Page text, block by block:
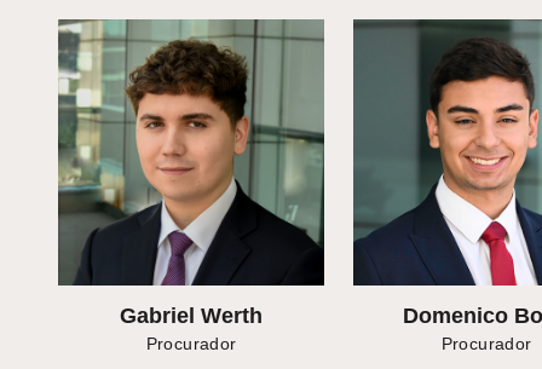
Gabriel Werth
Procurador
Domenico
Procurador